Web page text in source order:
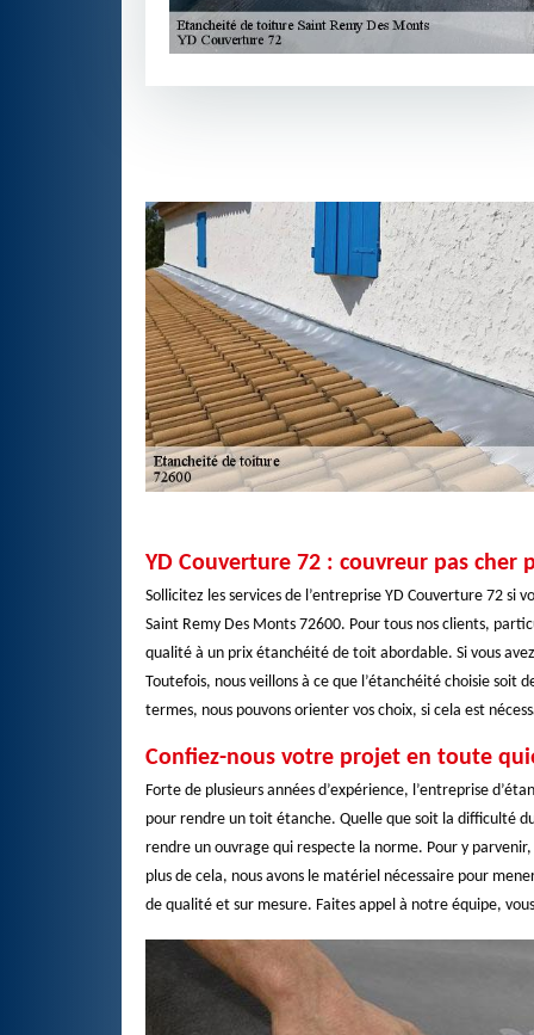
YD Couverture 72 : couvreur pas
Sollicitez les services de l’entreprise YD Couverture 72
Saint Remy Des Monts 72600. Pour tous nos clients,
qualité à un prix étanchéité de toit abordable. Si vous
Toutefois, nous veillons à ce que l’étanchéité choisie
termes, nous pouvons orienter vos choix, si cela est
Confiez-nous votre projet en toute
Forte de plusieurs années d’expérience, l’entreprise
pour rendre un toit étanche. Quelle que soit la difficulté
rendre un ouvrage qui respecte la norme. Pour y
plus de cela, nous avons le matériel nécessaire pour
de qualité et sur mesure. Faites appel à notre équipe,